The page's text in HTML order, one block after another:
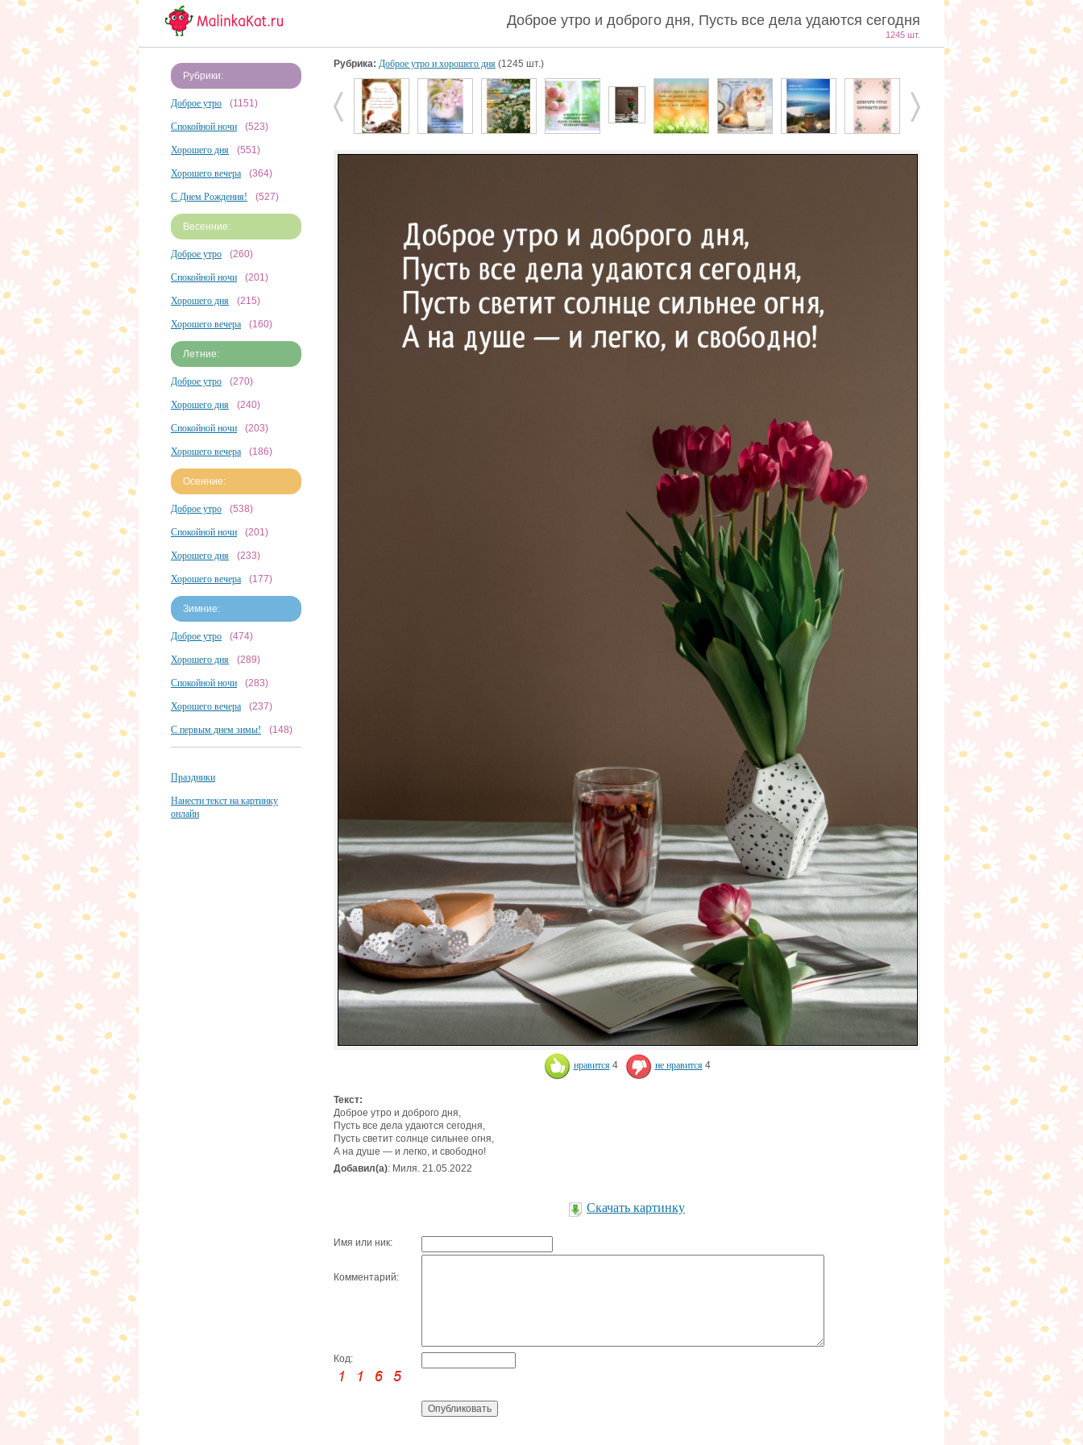
Доброе утро и доброго дня, Пусть все дела удаются сегодня
1245 шт.
Рубрики:
Доброе утро (1151)
Спокойной ночи (523)
Хорошего дня (551)
Хорошего вечера (364)
С Днем Рождения! (527)
Весенние:
Доброе утро (260)
Спокойной ночи (201)
Хорошего дня (215)
Хорошего вечера (160)
Летние:
Доброе утро (270)
Хорошего дня (240)
Спокойной ночи (203)
Хорошего вечера (186)
Осенние:
Доброе утро (538)
Спокойной ночи (201)
Хорошего дня (233)
Хорошего вечера (177)
Зимние:
Доброе утро (474)
Хорошего дня (289)
Спокойной ночи (283)
Хорошего вечера (237)
С первым днем зимы! (148)
Праздники
Нанести текст на картинку
онлайн
Рубрика: Доброе утро и хорошего дня (1245 шт.)
нравится 4 не нравится 4
Текст:
Доброе утро и доброго дня,
Пусть все дела удаются сегодня,
Пусть светит солнце сильнее огня,
А на душе — и легко, и свободно!
Добавил(а): Миля. 21.05.2022
Скачать картинку
Имя или ник:
Комментарий:
Код: